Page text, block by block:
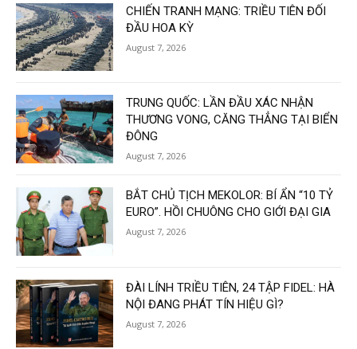
CHIẾN TRANH MẠNG: TRIỀU TIÊN ĐỐI
ĐẦU HOA KỲ
August 7, 2026
TRUNG QUỐC: LẦN ĐẦU XÁC NHẬN
THƯƠNG VONG, CĂNG THẲNG TẠI BIỂN
ĐÔNG
August 7, 2026
BẮT CHỦ TỊCH MEKOLOR: BÍ ẨN “10 TỶ
EURO”. HỒI CHUÔNG CHO GIỚI ĐẠI GIA
August 7, 2026
ĐÀI LÍNH TRIỀU TIÊN, 24 TẬP FIDEL: HÀ
NỘI ĐANG PHÁT TÍN HIỆU GÌ?
August 7, 2026